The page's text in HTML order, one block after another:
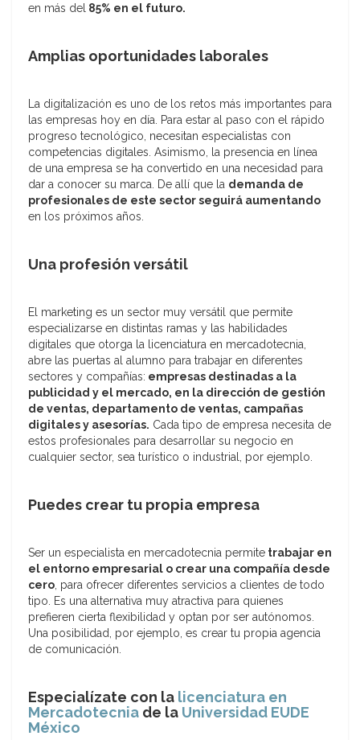
en más del 85% en el futuro.
Amplias oportunidades laborales
La digitalización es uno de los retos más importantes para
las empresas hoy en día. Para estar al paso con el rápido
progreso tecnológico, necesitan especialistas con
competencias digitales. Asimismo, la presencia en línea
de una empresa se ha convertido en una necesidad para
dar a conocer su marca. De allí que la demanda de
profesionales de este sector seguirá aumentando
en los próximos años.
Una profesión versátil
El marketing es un sector muy versátil que permite
especializarse en distintas ramas y las habilidades
digitales que otorga la licenciatura en mercadotecnia,
abre las puertas al alumno para trabajar en diferentes
sectores y compañías: empresas destinadas a la
publicidad y el mercado, en la dirección de gestión
de ventas, departamento de ventas, campañas
digitales y asesorías. Cada tipo de empresa necesita de
estos profesionales para desarrollar su negocio en
cualquier sector, sea turístico o industrial, por ejemplo.
Puedes crear tu propia empresa
Ser un especialista en mercadotecnia permite trabajar en
el entorno empresarial o crear una compañía desde
cero, para ofrecer diferentes servicios a clientes de todo
tipo. Es una alternativa muy atractiva para quienes
prefieren cierta flexibilidad y optan por ser autónomos.
Una posibilidad, por ejemplo, es crear tu propia agencia
de comunicación.
Especialízate con la licenciatura en
Mercadotecnia de la Universidad EUDE
México